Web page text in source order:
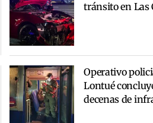
tránsito en Las
Operativo
Lontué
decenas de